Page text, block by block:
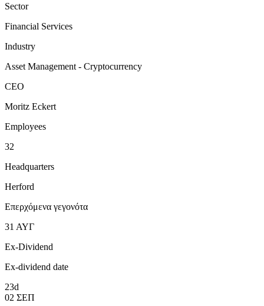
Sector
Financial Services
Industry
Asset Management - Cryptocurrency
CEO
Moritz Eckert
Employees
32
Headquarters
Herford
Επερχόμενα γεγονότα
31 ΑΥΓ
Ex-Dividend
Ex-dividend date
23d
02 ΣΕΠ